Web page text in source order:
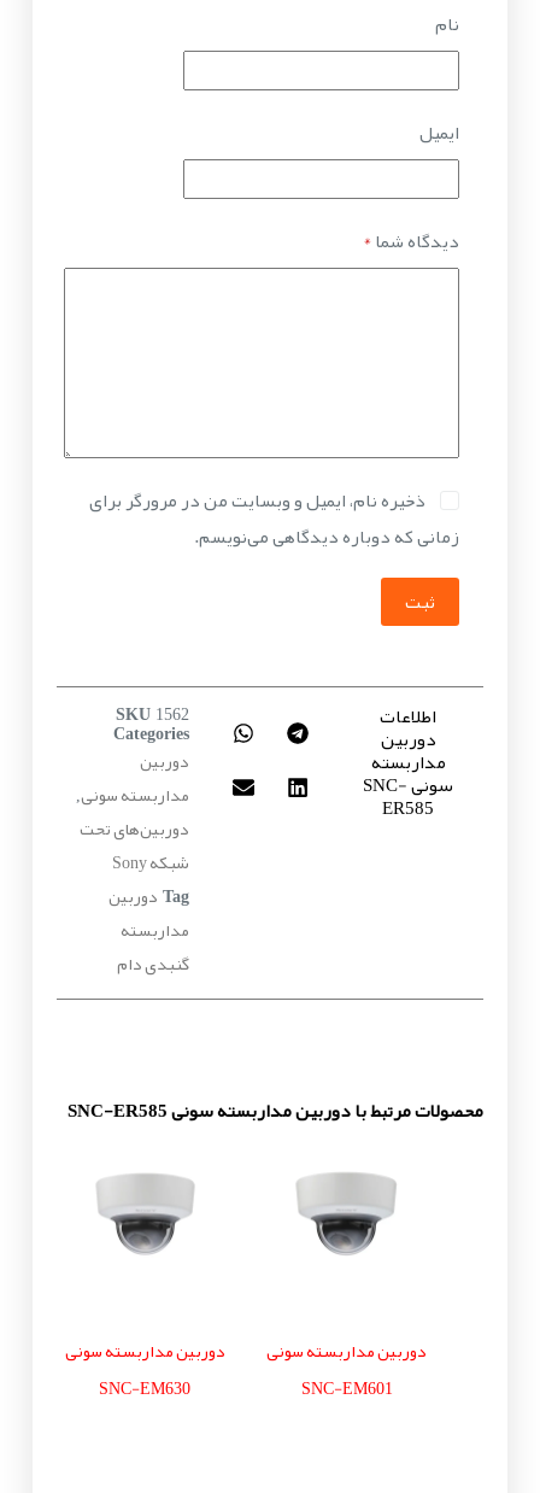
نام
ایمیل
دیدگاه شما*
ذخیره نام، ایمیل و وبسایت من در مرورگر برای
زمانی که دوباره دیدگاهی می‌نویسم.
ثبت
اطلاعات
دوربین
مداربسته
سونی SNC-
ER585
SKU 1562
Categories
دوربین
مداربسته سونی,
دوربین‌های تحت
شبکه Sony
Tag دوربین
مداربسته
گنبدی دام
محصولات مرتبط با دوربین مداربسته سونی SNC-ER585
دوربین مداربسته سونی
SNC-EM601
دوربین مداربسته سونی
SNC-EM630